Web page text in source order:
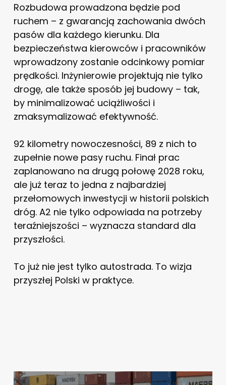
Rozbudowa prowadzona będzie pod
ruchem – z gwarancją zachowania dwóch
pasów dla każdego kierunku. Dla
bezpieczeństwa kierowców i pracowników
wprowadzony zostanie odcinkowy pomiar
prędkości. Inżynierowie projektują nie tylko
drogę, ale także sposób jej budowy – tak,
by minimalizować uciążliwości i
zmaksymalizować efektywność.
92 kilometry nowoczesności, 89 z nich to
zupełnie nowe pasy ruchu. Finał prac
zaplanowano na drugą połowę 2028 roku,
ale już teraz to jedna z najbardziej
przełomowych inwestycji w historii polskich
dróg. A2 nie tylko odpowiada na potrzeby
teraźniejszości – wyznacza standard dla
przyszłości.
To już nie jest tylko autostrada. To wizja
przyszłej Polski w praktyce.